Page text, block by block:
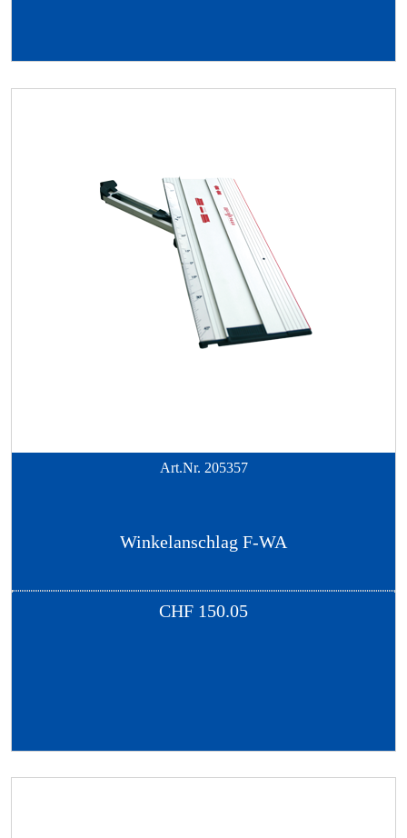
Art.Nr. 205357
Winkelanschlag F-WA
CHF 150.05